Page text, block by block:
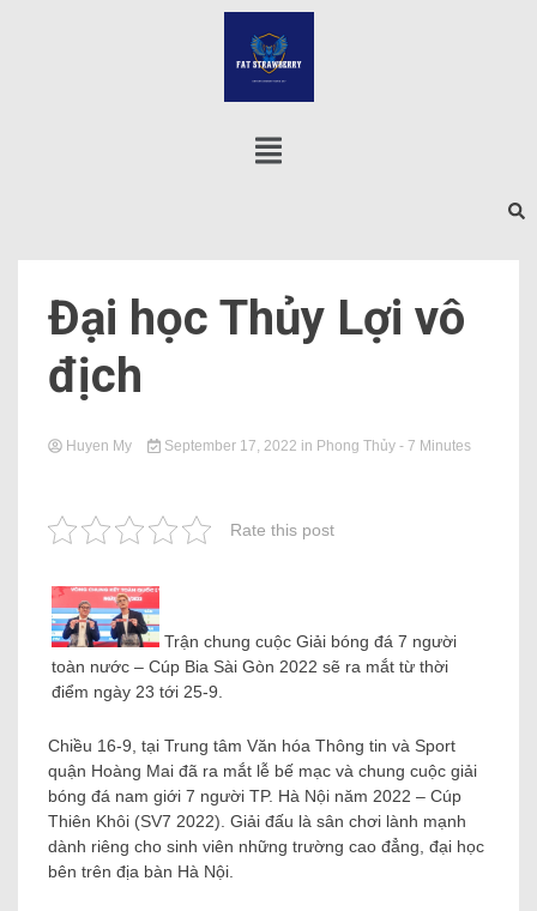
Đại học Thủy Lợi vô
địch
Huyen My September 17, 2022 in Phong Thủy - 7 Minutes
Rate this post
Trận chung cuộc Giải bóng đá 7 người
toàn nước – Cúp Bia Sài Gòn 2022 sẽ ra mắt từ thời
điểm ngày 23 tới 25-9.
Chiều 16-9, tại Trung tâm Văn hóa Thông tin và Sport
quận Hoàng Mai đã ra mắt lễ bế mạc và chung cuộc giải
bóng đá nam giới 7 người TP. Hà Nội năm 2022 – Cúp
Thiên Khôi (SV7 2022). Giải đấu là sân chơi lành mạnh
dành riêng cho sinh viên những trường cao đẳng, đại học
bên trên địa bàn Hà Nội.